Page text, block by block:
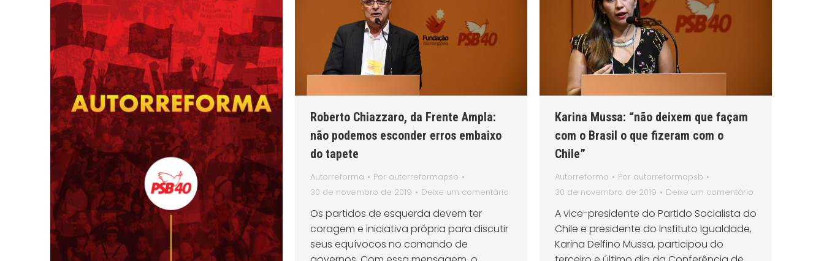
Roberto Chiazzaro, da Frente Ampla:
não podemos esconder erros embaixo
do tapete
Autorreforma Por autorreformapsb
30 de novembro de 2019
Deixe um comentário
Os partidos de esquerda devem ter
coragem e iniciativa própria para discutir
seus equívocos no comando de
Karina Mussa: “não deixem que façam
com o Brasil o que fizeram com o
Chile”
Autorreforma Por autorreformapsb
30 de novembro de 2019
Deixe um comentário
A vice-presidente do Partido Socialista do
Chile e presidente do Instituto Igualdade,
Karina Delfino Mussa, participou do